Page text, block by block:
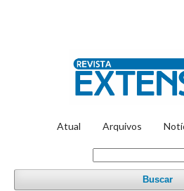
Atual Arquivos
Buscar